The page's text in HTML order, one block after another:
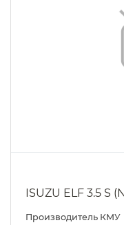
ISUZU ELF 3.5 S
Производитель КМУ